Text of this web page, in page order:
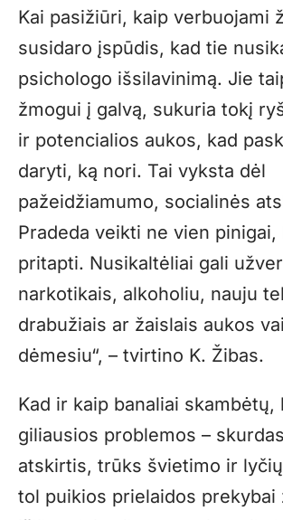
Kai pasižiūri, kaip verbuojami
susidaro įspūdis, kad tie
psichologo išsilavinimą. Jie
žmogui į galvą, sukuria tokį
ir potencialios aukos, kad
daryti, ką nori. Tai vyksta dėl
pažeidžiamumo, socialinės
Pradeda veikti ne vien
pritapti. Nusikaltėliai gali
narkotikais, alkoholiu, nauju
drabužiais ar žaislais aukos
dėmesiu“, – tvirtino K. Žibas.
Kad ir kaip banaliai skambėtų,
giliausios problemos –
atskirtis, trūks švietimo ir
tol puikios prielaidos prekybai